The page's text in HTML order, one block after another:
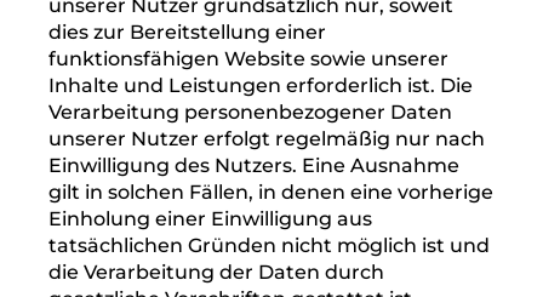
Verantwortlichen ist erreichbar unter:
Tel.: 05204 99555-0
E-Mail: datenschutz@gs-werke.de
Website: www.gs-werke.de/datenschutz
III. Allgemeines zur
Datenverarbeitung